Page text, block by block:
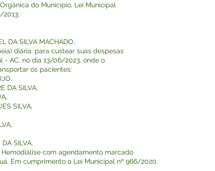
do Município, Lei Municipal
2013;
DA SILVA MACHADO,
diária, para custear suas despesas
- AC, no dia 13/06/2023, onde o
os pacientes:
DA SILVA,
SILVA,
SILVA,
com agendamento marcado
Em cumprimento a Lei Municipal nº 966/2020.